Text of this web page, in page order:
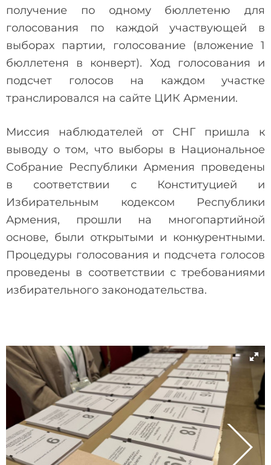
получение по одному бюллетеню для
голосования по каждой участвующей в
выборах партии, голосование (вложение 1
бюллетеня в конверт). Ход голосования и
подсчет голосов на каждом участке
транслировался на сайте ЦИК Армении.
Миссия наблюдателей от СНГ пришла к
выводу о том, что выборы в Национальное
Собрание Республики Армения проведены
в соответствии с Конституцией и
Избирательным кодексом Республики
Армения, прошли на многопартийной
основе, были открытыми и конкурентными.
Процедуры голосования и подсчета голосов
проведены в соответствии с требованиями
избирательного законодательства.